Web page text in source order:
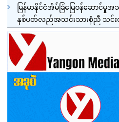
မြန်မာနိုင်ငံအိမ်ခြံမြေဝန်ဆောင်မှု
နှစ်ပတ်လည်အသင်းသားစုံညီ သင်း